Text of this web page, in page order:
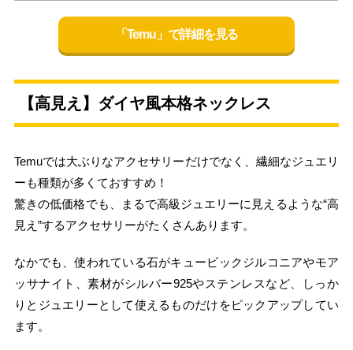
「Temu」で詳細を見る
【高見え】ダイヤ風本格ネックレス
Temuでは大ぶりなアクセサリーだけでなく、繊細なジュエリ
ーも種類が多くておすすめ！
驚きの低価格でも、まるで高級ジュエリーに見えるような“高
見え”するアクセサリーがたくさんあります。
なかでも、使われている石がキュービックジルコニアやモア
ッサナイト、素材がシルバー925やステンレスなど、しっか
りとジュエリーとして使えるものだけをピックアップしてい
ます。